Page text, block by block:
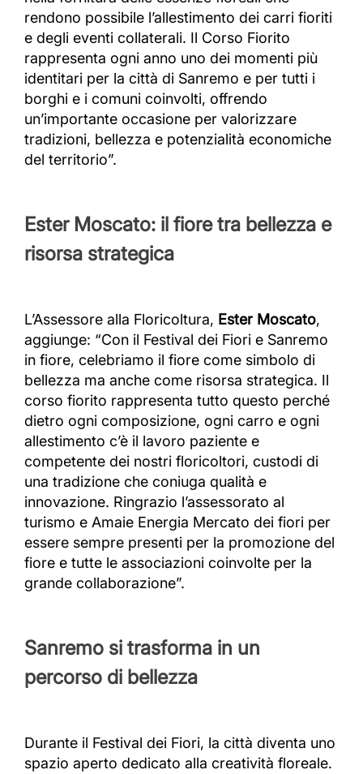
rendono possibile l’allestimento dei carri fioriti
e degli eventi collaterali. Il Corso Fiorito
rappresenta ogni anno uno dei momenti più
identitari per la città di Sanremo e per tutti i
borghi e i comuni coinvolti, offrendo
un’importante occasione per valorizzare
tradizioni, bellezza e potenzialità economiche
del territorio”.
Ester Moscato: il fiore tra bellezza e
risorsa strategica
L’Assessore alla Floricoltura, Ester Moscato,
aggiunge: “Con il Festival dei Fiori e Sanremo
in fiore, celebriamo il fiore come simbolo di
bellezza ma anche come risorsa strategica. Il
corso fiorito rappresenta tutto questo perché
dietro ogni composizione, ogni carro e ogni
allestimento c’è il lavoro paziente e
competente dei nostri floricoltori, custodi di
una tradizione che coniuga qualità e
innovazione. Ringrazio l’assessorato al
turismo e Amaie Energia Mercato dei fiori per
essere sempre presenti per la promozione del
fiore e tutte le associazioni coinvolte per la
grande collaborazione”.
Sanremo si trasforma in un
percorso di bellezza
Durante il Festival dei Fiori, la città diventa uno
spazio aperto dedicato alla creatività floreale.